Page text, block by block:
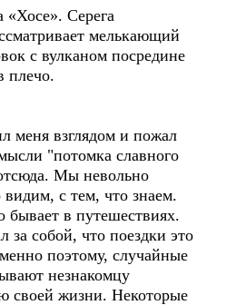
Серега
мелькающий
с вулканом посредине
плечо.
взглядом и пожал
"потомка славного
Мы невольно
видим, с тем, что знаем.
бывает в путешествиях.
за собой, что поездки это
поэтому, случайные
незнакомцу
своей жизни. Некоторые